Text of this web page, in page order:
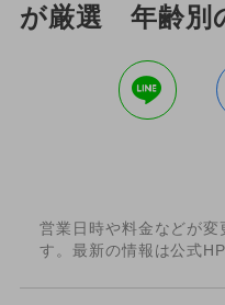
が厳選 年齢別
営業日時や料金などが変
す。最新の情報は公式